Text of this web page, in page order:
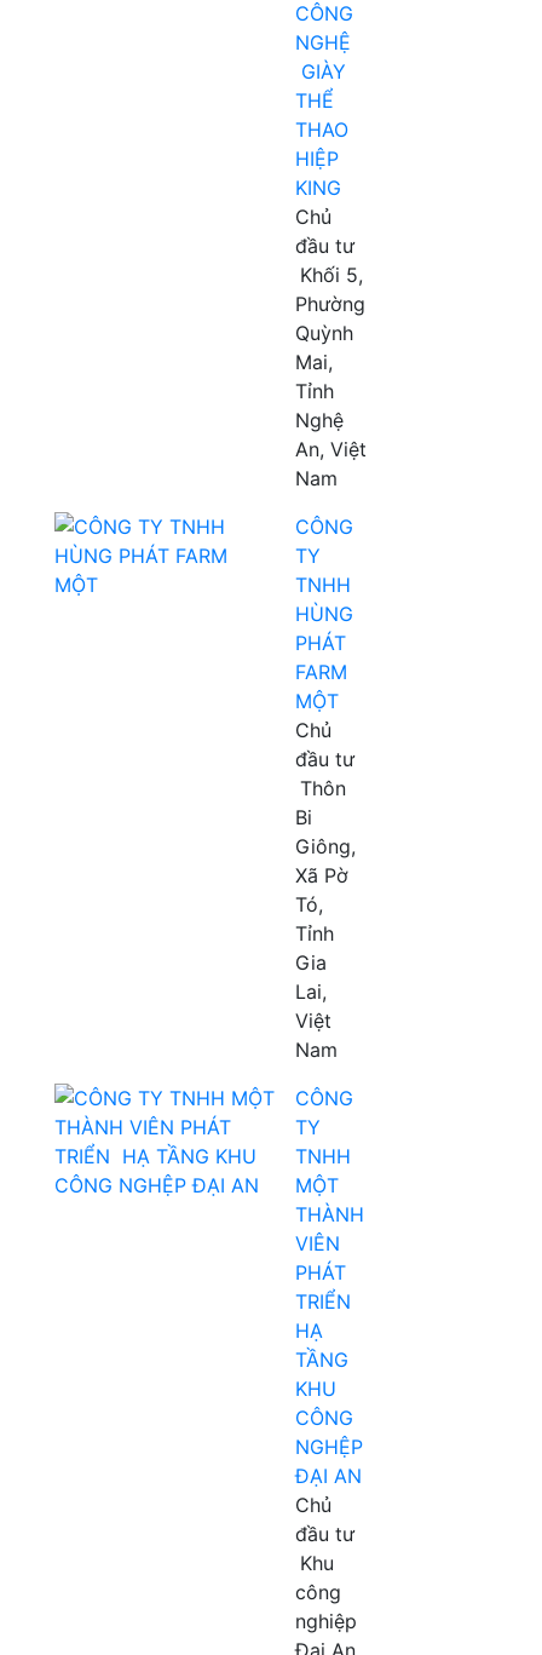
CÔNG
NGHỆ
GIÀY
THỂ
THAO
HIỆP
KING
Chủ
đầu tư
Khối 5,
Phường
Quỳnh
Mai,
Tỉnh
Nghệ
An, Việt
Nam
CÔNG
TY
TNHH
HÙNG
PHÁT
FARM
MỘT
Chủ
đầu tư
Thôn
Bi
Giông,
Xã Pờ
Tó,
Tỉnh
Gia
Lai,
Việt
Nam
CÔNG
TY
TNHH
MỘT
THÀNH
VIÊN
PHÁT
TRIỂN
HẠ
TẦNG
KHU
CÔNG
NGHỆP
ĐẠI AN
Chủ
đầu tư
Khu
công
nghiệp
Đại An,